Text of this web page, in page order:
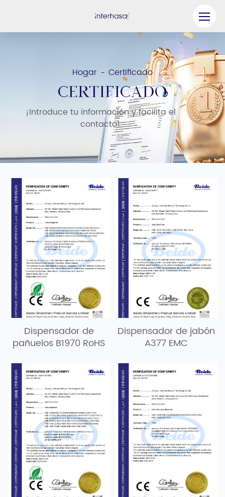
Hogar - Certificado
Certificado
¡Introduce tu información y facilita el
contacto!
Dispensador de
pañuelos B1970 RoHS
Dispensador de jabón
A377 EMC
Sea nuestro socio
Solución
Contáctenos